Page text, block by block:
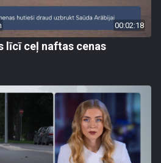
00:02:18
līcī ceļ naftas cenas